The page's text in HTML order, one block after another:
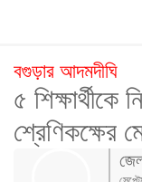
বগুড়ার আদমদীঘি
৫
শ্রেণিকক্ষের